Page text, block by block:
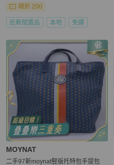
現折 200
近新閒置品 本地 免運
MOYNAT
二手97新moynat竪版托特包手提包